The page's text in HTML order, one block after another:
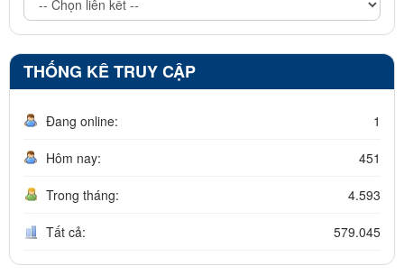
THỐNG KÊ TRUY CẬP
Đang online: 1
Hôm nay: 451
Trong tháng: 4.593
Tất cả: 579.045